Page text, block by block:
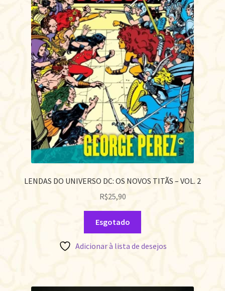
LENDAS DO UNIVERSO DC: OS NOVOS TITÃS – VOL. 2
R$25,90
Esgotado
Adicionar à lista de desejos